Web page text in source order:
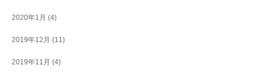
2020年1月 (4)
2019年12月 (11)
2019年11月 (4)